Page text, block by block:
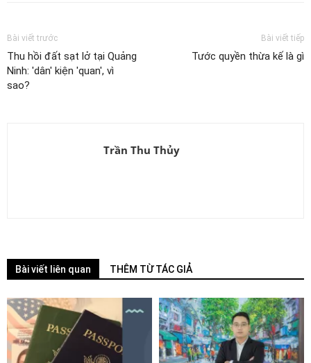
Bài viết trước
Thu hồi đất sạt lở tại Quảng
Ninh: 'dân' kiện 'quan', vì
sao?
Bài viết tiếp
Tước quyền thừa kế là gì
Trần Thu Thủy
Bài viết liên quan THÊM TỪ TÁC GIẢ